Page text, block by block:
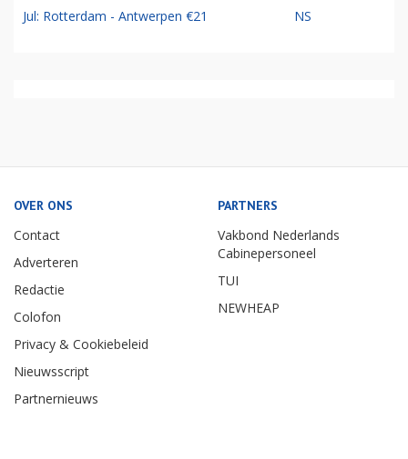
Jul: Rotterdam - Antwerpen €21 NS
OVER ONS
Contact
Adverteren
Redactie
Colofon
Privacy & Cookiebeleid
Nieuwsscript
Partnernieuws
PARTNERS
Vakbond Nederlands
Cabinepersoneel
TUI
NEWHEAP